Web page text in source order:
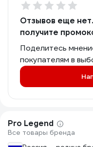
Отзывов еще
получите
Поделитесь
покупателям в
Pro Legend
Все товары бренда